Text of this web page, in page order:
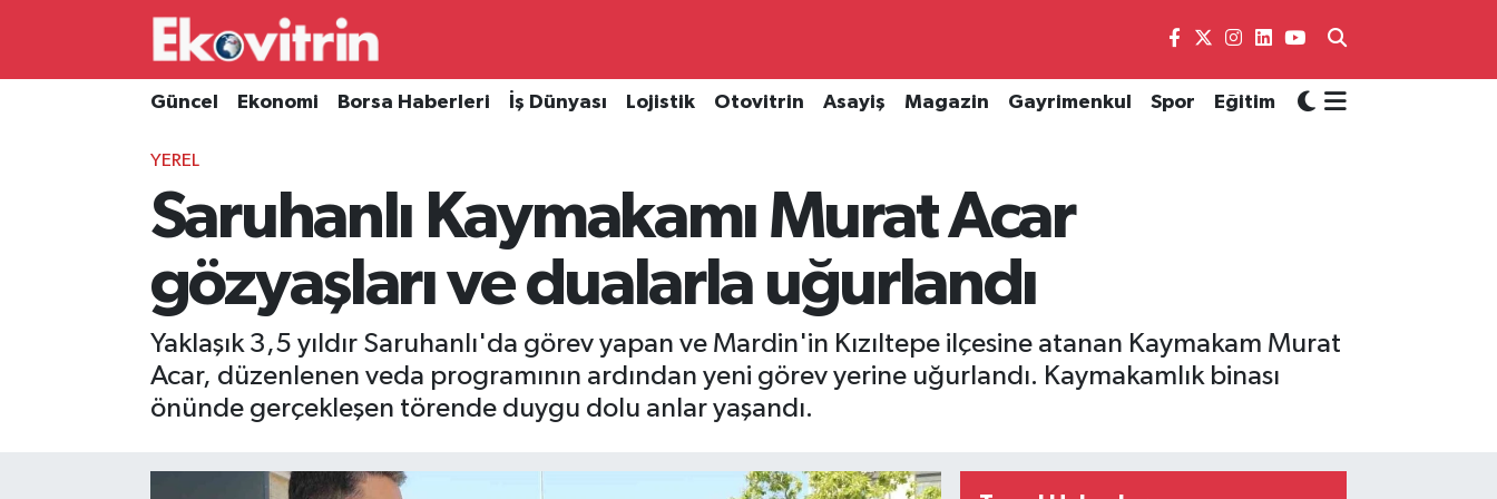
Güncel Ekonomi Borsa Haberleri İş Dünyası Lojistik Otovitrin Asayiş Magazin Gayrimenkul Spor Eğitim
YEREL
Saruhanlı Kaymakamı Murat Acar
gözyaşları ve dualarla uğurlandı
Yaklaşık 3,5 yıldır Saruhanlı'da görev yapan ve Mardin'in Kızıltepe ilçesine atanan Kaymakam Murat
Acar, düzenlenen veda programının ardından yeni görev yerine uğurlandı. Kaymakamlık binası
önünde gerçekleşen törende duygu dolu anlar yaşandı.
Güncel
Borsa Haberleri
Hava Durumu
Süper Lig Puan Durumu ve Fikstür
Son Dakika Haberleri
Haber Arşivi